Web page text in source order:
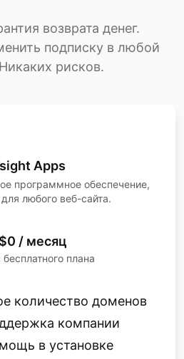
возврата денег.
подписку в любой
рисков.
Apps
программное обеспечение,
любого веб-сайта.
/ месяц
бесплатного плана
количество доменов
компании
в установке